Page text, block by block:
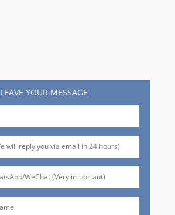
LEAVE YOUR MESSAGE